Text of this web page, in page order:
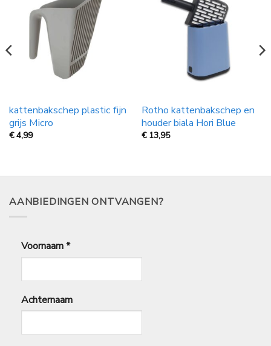
kattenbakschep plastic fijn
grijs Micro
€4,99
Rotho kattenbakschep en
houder biala Hori Blue
€ 13,95
AANBIEDINGEN ONTVANGEN?
Voornaam*
Achternaam